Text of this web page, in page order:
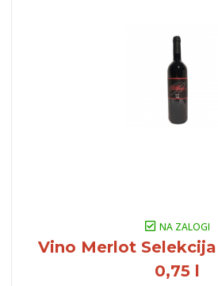
NA ZALOGI
Vino Merlot
0,75 l